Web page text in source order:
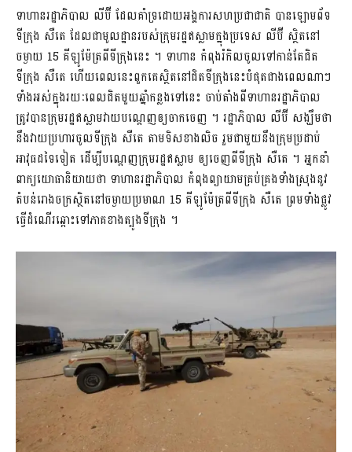
ទាហានរដ្ឋាភិបាល លីប៊ី ដែលគាំទ្រដោយអង្គការសហប្រជាជាតិ បានឡោមព័ទ
ទីក្រុង សឺតេ ដែលជាមូលដ្ឋានរបស់ក្រុមរដ្ឋឥស្លាមក្នុងប្រទេស លីប៊ី ស្ថិតនៅ
ចម្ងាយ 15 គីឡូម៉ែត្រពីទីក្រុងនេះ ។ ទាហាន កំពុងរំកិលចូលទៅកាន់តែជិត
ទីក្រុង សឺតេ ហើយពេលនេះពួកគេស្ថិតនៅជិតទីក្រុងនេះបំផុតជាងពេលណាៗ
ទាំងអស់ក្នុងរយៈពេលជិតមួយឆ្នាំកន្លងទៅនេះ ចាប់តាំងពីទាហានរដ្ឋាភិបាល
ត្រូវបានក្រុមរដ្ឋឥស្លាមវាយបណ្ដេញឲ្យចាកចេញ ។ រដ្ឋាភិបាល លីប៊ី សង្ឃឹមថា
នឹងវាយប្រហារចូលទីក្រុង សឺតេ តាមទិសខាងលិច រួមជាមួយនឹងក្រុមប្រដាប់
អាវុធដទៃទៀត ដើម្បីបណ្ដេញក្រុមរដ្ឋឥស្លាម ឲ្យចេញពីទីក្រុង សឺតេ ។ អ្នកនាំ
ពាក្យយោធានិយាយថា ទាហានរដ្ឋាភិបាល កំពុងព្យាយាមគ្រប់គ្រងទាំងស្រុងនូវ
តំបន់រោងចក្រស្ថិតនៅចម្ងាយប្រមាណ 15 គីឡូម៉ែត្រពីទីក្រុង សឺតេ ព្រមទាំងផ្លូវ
ធ្វើដំណើរឆ្ពោះទៅភាគខាងត្បូងទីក្រុង ។